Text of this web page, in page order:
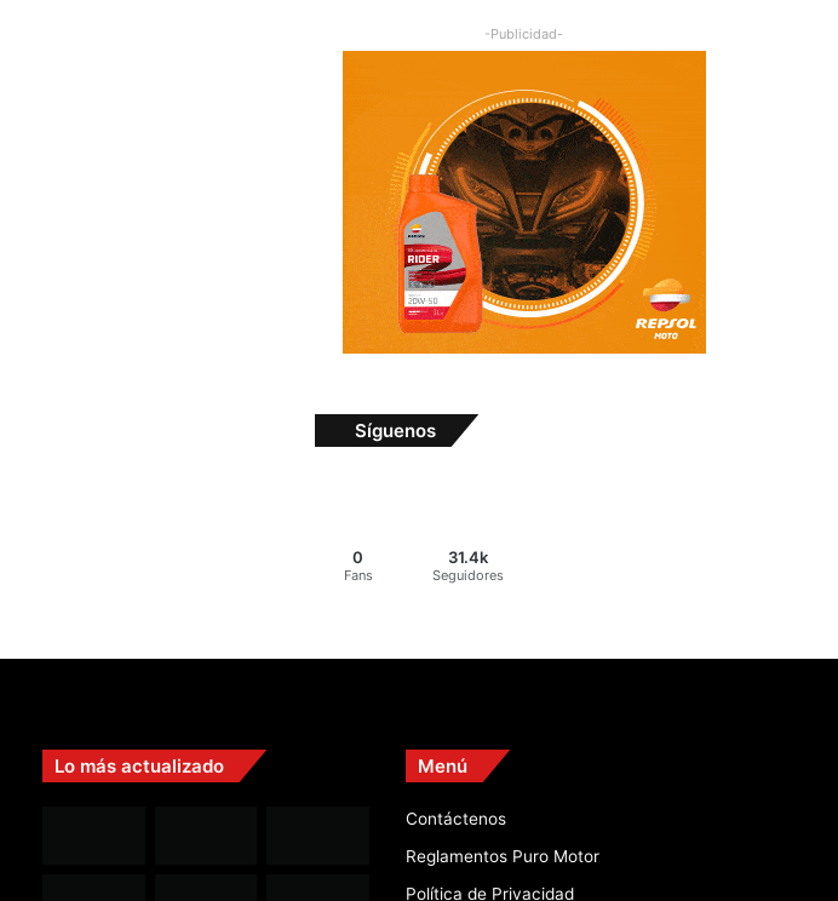
-Publicidad-
Síguenos
0
Fans
31.4k
Seguidores
Lo más actualizado Menú
Contáctenos
Reglamentos Puro Motor
Política de Privacidad